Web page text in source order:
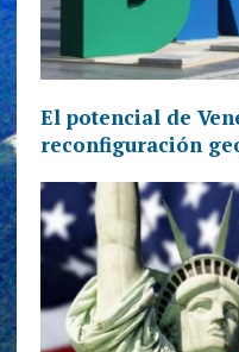
El potencial de
reconfiguración